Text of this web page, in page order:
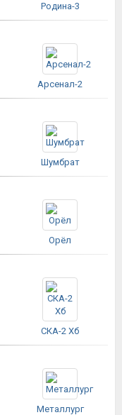
Родина-3
Арсенал-2
Шумбрат
Орёл
СКА-2 Хб
Металлург